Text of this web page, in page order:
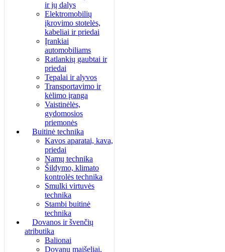
ir jų dalys
Elektromobilių
įkrovimo stotelės,
kabeliai ir priedai
Įrankiai
automobiliams
Ratlankių gaubtai ir
priedai
Tepalai ir alyvos
Transportavimo ir
kėlimo įranga
Vaistinėlės,
gydomosios
priemonės
Buitinė technika
Kavos aparatai, kava,
priedai
Namų technika
Šildymo, klimato
kontrolės technika
Smulki virtuvės
technika
Stambi buitinė
technika
Dovanos ir švenčių
atributika
Balionai
Dovanų maišeliai,